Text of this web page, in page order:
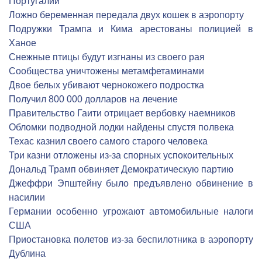
Ложно беременная передала двух кошек в аэропорту
Подружки Трампа и Кима арестованы полицией в
Ханое
Снежные птицы будут изгнаны из своего рая
Сообщества уничтожены метамфетаминами
Двое белых убивают чернокожего подростка
Получил 800 000 долларов на лечение
Правительство Гаити отрицает вербовку наемников
Обломки подводной лодки найдены спустя полвека
Техас казнил своего самого старого человека
Три казни отложены из-за спорных успокоительных
Дональд Трамп обвиняет Демократическую партию
Джеффри Эпштейну было предъявлено обвинение в
насилии
Германии особенно угрожают автомобильные налоги
США
Приостановка полетов из-за беспилотника в аэропорту
Дублина